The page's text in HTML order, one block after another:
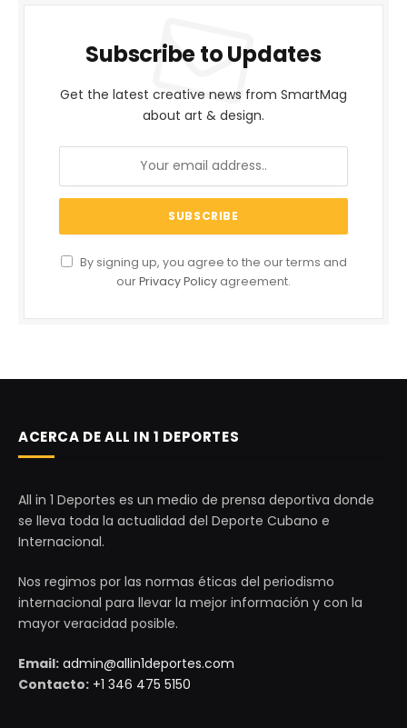
Subscribe to Updates
Get the latest creative news from SmartMag
about art & design.
By signing up, you agree to the our terms and
ourPrivacy Policy agreement.
ACERCA DE ALL IN 1 DEPORTES
All in 1 Deportes es un medio de prensa deportiva donde
se lleva toda la actualidad del Deporte Cubano e
Internacional.
Nos regimos por las normas éticas del periodismo
internacional para llevar la mejor información y con la
mayor veracidad posible.
Email: admin@allin1deportes.com
Contacto: +1 346 475 5150